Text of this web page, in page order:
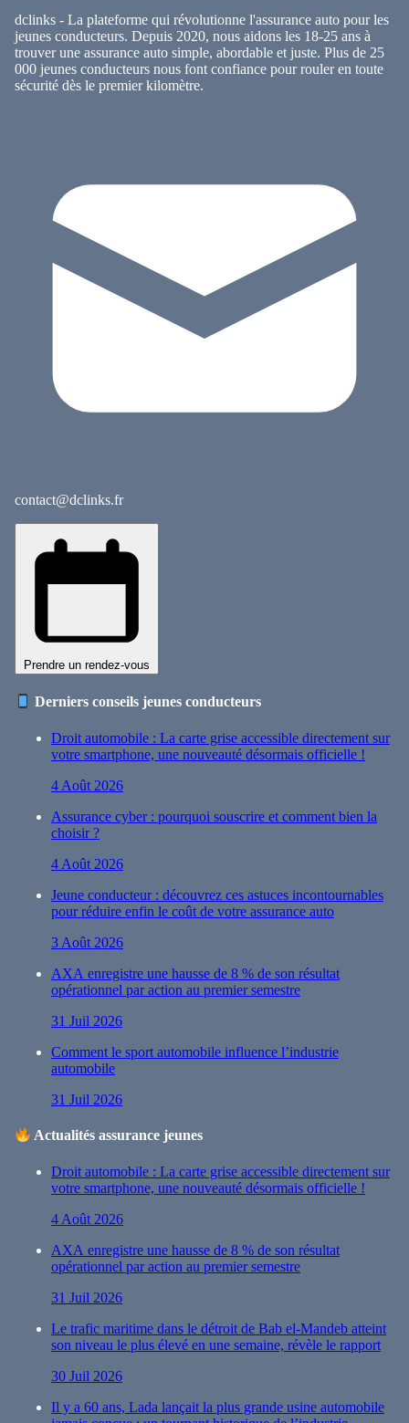
dclinks - La plateforme qui révolutionne l'assurance auto pour les
jeunes conducteurs. Depuis 2020, nous aidons les 18-25 ans à
trouver une assurance auto simple, abordable et juste. Plus de 25
000 jeunes conducteurs nous font confiance pour rouler en toute
sécurité dès le premier kilomètre.
contact@dclinks.fr
Prendre un rendez-vous
Derniers conseils jeunes conducteurs
Droit automobile : La carte grise accessible directement sur
votre smartphone, une nouveauté désormais officielle !
4 Août 2026
Assurance cyber : pourquoi souscrire et comment bien la
choisir ?
4 Août 2026
Jeune conducteur : découvrez ces astuces incontournables
pour réduire enfin le coût de votre assurance auto
3 Août 2026
AXA enregistre une hausse de 8 % de son résultat
opérationnel par action au premier semestre
31 Juil 2026
Comment le sport automobile influence l’industrie
automobile
31 Juil 2026
Actualités assurance jeunes
Droit automobile : La carte grise accessible directement sur
votre smartphone, une nouveauté désormais officielle !
4 Août 2026
AXA enregistre une hausse de 8 % de son résultat
opérationnel par action au premier semestre
31 Juil 2026
Le trafic maritime dans le détroit de Bab el-Mandeb atteint
son niveau le plus élevé en une semaine, révèle le rapport
30 Juil 2026
Il y a 60 ans, Lada lançait la plus grande usine automobile